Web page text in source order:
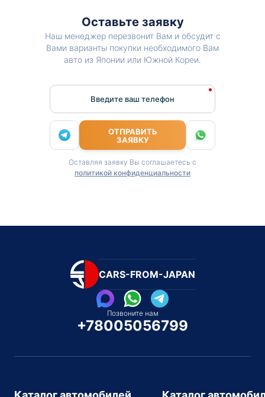
Оставьте заявку
Наш менеджер перезвонит Вам и обсудит с
Вами варианты покупки необходимого Вам
авто из Японии или Южной Кореи.
Введите ваш телефон
ОТПРАВИТЬ
ЗАЯВКУ
Оставляя заявку Вы соглашаетесь с
политикой конфиденциальности
CARS-FROM-JAPAN
Позвоните нам
+78005056799